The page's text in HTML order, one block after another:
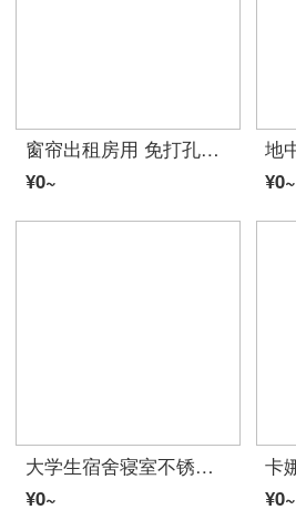
窗帘出租房用 免打孔魔术出租房遮光窗帘成品现代简易平面落地粘贴式窗帘布定制 平铺宽1.3x1.5 一片 绿色烫银七叶草魔
¥0~
¥0~
大学生宿舍寝室不锈钢支架 床帘遮光布蚊帐上铺下铺床架带加架子 送风扇杆 宽90*长190*高110压脚款
¥0~
¥0~